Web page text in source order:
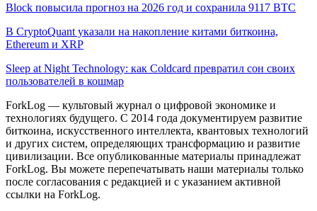
Block повысила прогноз на 2026 год и сохранила 9117 BTC
В CryptoQuant указали на накопление китами биткоина,
Ethereum и XRP
Sleep at Night Technology: как Coldcard превратил сон своих
пользователей в кошмар
ForkLog — культовый журнал о цифровой экономике и
технологиях будущего. С 2014 года документируем развитие
биткоина, искусственного интеллекта, квантовых технологий
и других систем, определяющих трансформацию и развитие
цивилизации. Все опубликованные материалы принадлежат
ForkLog. Вы можете перепечатывать наши материалы только
после согласования с редакцией и с указанием активной
ссылки на ForkLog.